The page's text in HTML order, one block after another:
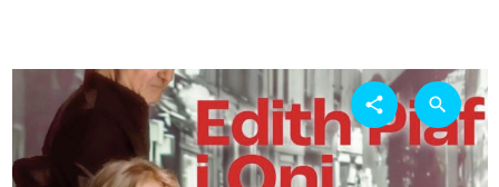
share search